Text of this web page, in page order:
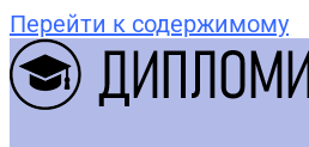
Перейти к содержимому